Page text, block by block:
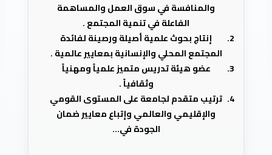
والمنافسة في سوق العمل والمساهمة
الفاعلة في تنمية المجتمع .
إنتاج بحوث علمية أصيلة ورصينة لفائدة
المجتمع المحلي والإنسانية بمعايير عالمية .
عضو هيئة تدريس متميز علمياً ومهنياً
وثقافياً .
ترتيب متقدم لجامعة على المستوى القومي
والإقليمي والعالمي وإتباع معايير ضمان
الجودة في...